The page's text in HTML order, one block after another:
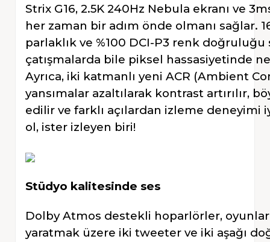
Strix G16, 2.5K 240Hz Nebula ekranı ve
her zaman bir adım önde olmanı sağlar.
parlaklık ve %100 DCI-P3 renk
çatışmalarda bile piksel hassasiyetinde
Ayrıca, iki katmanlı yeni ACR (Ambient
yansımalar azaltılarak kontrast artırılır,
edilir ve farklı açılardan izleme
ol, ister izleyen biri!
Stüdyo kalitesinde ses
Dolby Atmos destekli hoparlörler,
yaratmak üzere iki tweeter ve iki aşağı